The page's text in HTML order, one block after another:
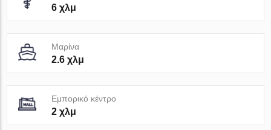
6 χλμ
Μαρίνα
2.6 χλμ
Εμπορικό κέντρο
2 χλμ